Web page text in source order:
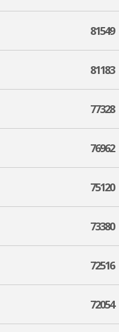
81549
81183
77328
76962
75120
73380
72516
72054